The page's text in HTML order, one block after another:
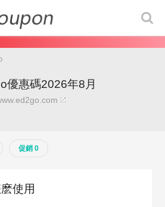
優惠碼2026年8月
促銷 0
使用